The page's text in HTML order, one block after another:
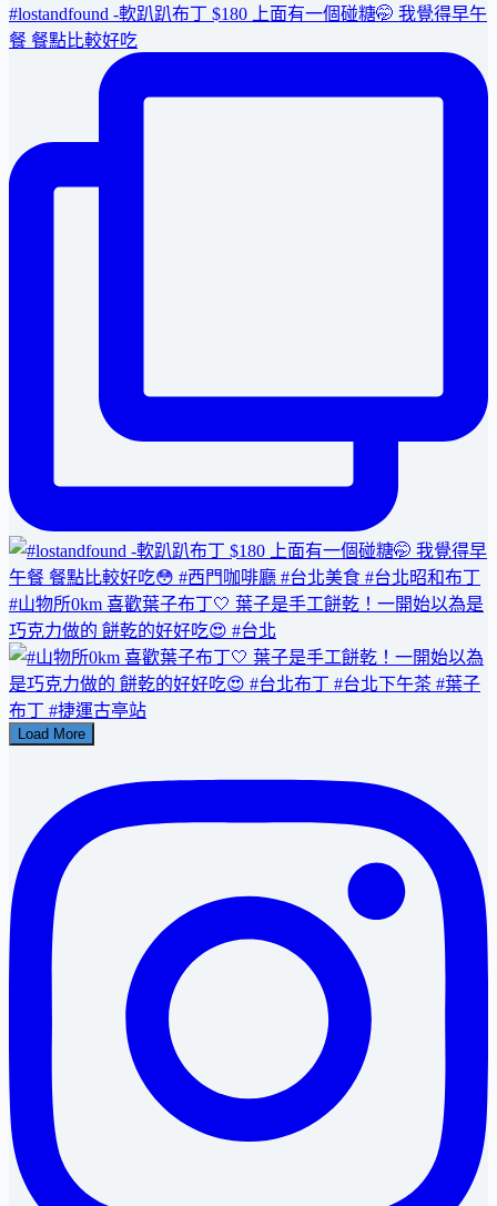
#lostandfound -軟趴趴布丁 $180 上面有一個碰糖🤭 我覺得早午
餐 餐點比較好吃
#山物所0km 喜歡葉子布丁🤍 葉子是手工餅乾！一開始以為是
巧克力做的 餅乾的好好吃😍 #台北
Load More